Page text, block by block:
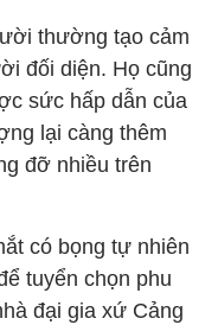
thường tạo cảm
đối diện. Họ cũng
sức hấp dẫn của
lại càng thêm
đỡ nhiều trên
có bọng tự nhiên
tuyển chọn phu
đại gia xứ Cảng